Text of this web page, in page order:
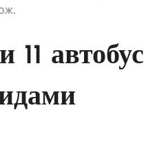
11 автобус